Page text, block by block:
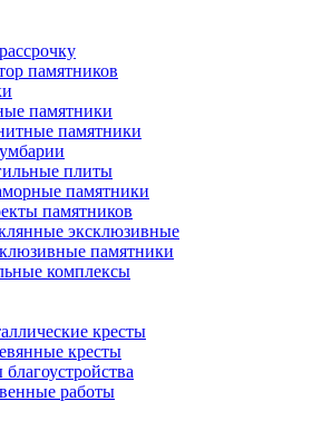
памятников
памятники
памятники
плиты
памятники
памятников
эксклюзивные
памятники
комплексы
кресты
кресты
работы